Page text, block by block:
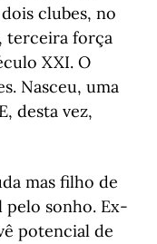
clubes, no
terceira força
XXI. O
Nasceu, uma
desta vez,
mas filho de
pelo sonho. Ex-
potencial de